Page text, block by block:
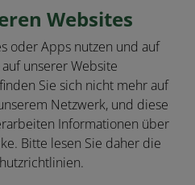
Websites
oder Apps nutzen und auf
unserer Website
Sie sich nicht mehr auf
Netzwerk, und diese
Informationen über
Bitte lesen Sie daher die